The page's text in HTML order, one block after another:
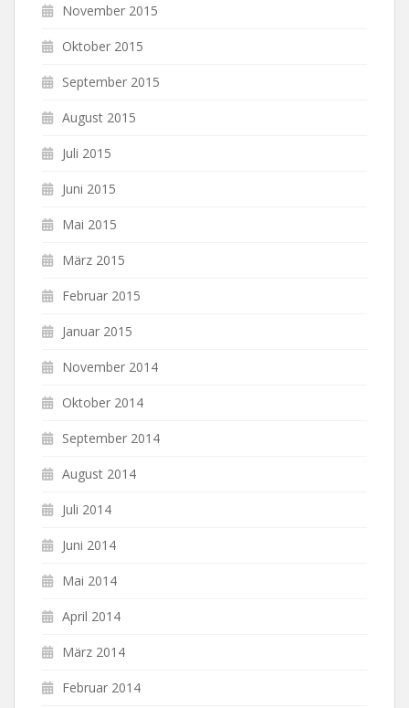
November 2015
Oktober 2015
September 2015
August 2015
Juli 2015
Juni 2015
Mai 2015
März 2015
Februar 2015
Januar 2015
November 2014
Oktober 2014
September 2014
August 2014
Juli 2014
Juni 2014
Mai 2014
April 2014
März 2014
Februar 2014